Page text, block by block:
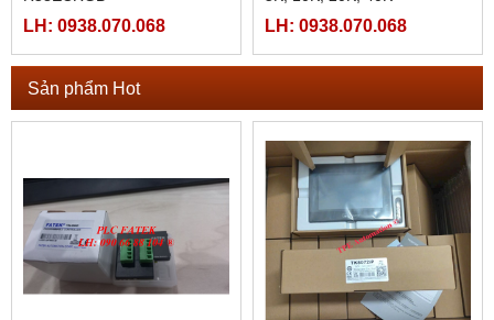
LH: 0938.070.068 LH: 0938.070.068
Sản phẩm Hot